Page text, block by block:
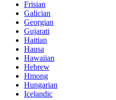
Frisian
Galician
Georgian
Gujarati
Haitian
Hausa
Hawaiian
Hebrew
Hmong
Hungarian
Icelandic